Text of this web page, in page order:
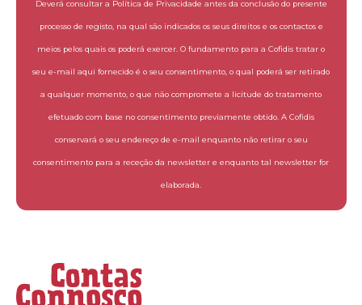
Deverá consultar a Política de Privacidade antes da conclusão do presente
processo de registo, na qual são indicados os seus direitos e os contactos e
meios pelos quais os poderá exercer. O fundamento para a Cofidis tratar o
seu e-mail aqui fornecido é o seu consentimento, o qual poderá ser retirado
a qualquer momento, o que não compromete a licitude do tratamento
efetuado com base no consentimento previamente obtido. A Cofidis
conservará o seu endereço de e-mail enquanto não retirar o seu
consentimento para a receção da newsletter e enquanto tal newsletter for
elaborada.